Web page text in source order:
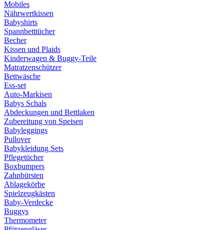
Mobiles
Nährwertkissen
Babyshirts
Spannbetttücher
Becher
Kissen und Plaids
Kinderwagen & Buggy-Teile
Matratzenschützer
Bettwäsche
Ess-set
Auto-Markisen
Babys Schals
Abdeckungen und Bettlaken
Zubereitung von Speisen
Babyleggings
Pullover
Babykleidung Sets
Pflegetücher
Boxbumpers
Zahnbürsten
Ablagekörbe
Spielzeugkästen
Baby-Verdecke
Buggys
Thermometer